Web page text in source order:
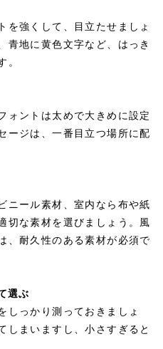
を強くして、目立たせましょ
青地に黄色文字など、はっき
。
ォントは太めで大きめに設定
ージは、一番目立つ場所に配
ニール素材、室内なら布や紙
切な素材を選びましょう。風
、耐久性のある素材が必須で
選ぶ
しっかり測っておきましょ
しまいますし、小さすぎると